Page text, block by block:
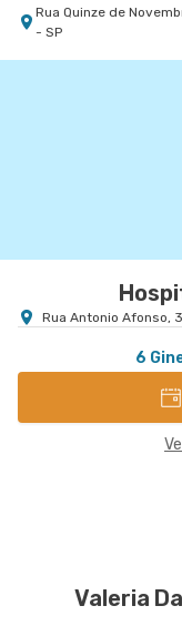
Rua Quinze de
- SP
Centro Médico
Rua Carlos Maria
Aquarius, Sao Jose
Rua Antonio Afonso,
6
Valeria